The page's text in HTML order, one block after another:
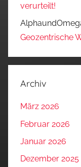
verurteilt!
Geozentrische
Archiv
März 2026
Februar 2026
Januar 2026
Dezember 2025